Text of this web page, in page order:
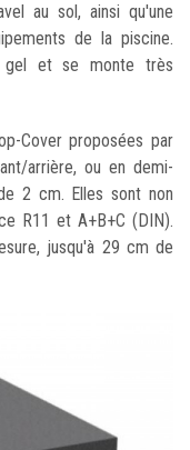
au sol, ainsi qu'une
de la piscine.
gel et se monte très
Cover proposées par
arrière, ou en demi-
2 cm. Elles sont non
R11 et A+B+C (DIN).
jusqu'à 29 cm de